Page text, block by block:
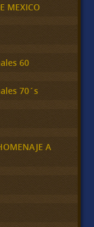
MEXICO
60
70´s
A